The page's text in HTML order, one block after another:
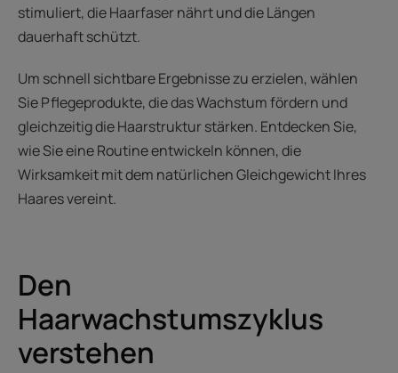
stimuliert, die Haarfaser nährt und die Längen
dauerhaft schützt.
Um schnell sichtbare Ergebnisse zu erzielen, wählen
Sie Pflegeprodukte, die das Wachstum fördern und
gleichzeitig die Haarstruktur stärken. Entdecken Sie,
wie Sie eine Routine entwickeln können, die
Wirksamkeit mit dem natürlichen Gleichgewicht Ihres
Haares vereint.
Den
Haarwachstumszyklus
verstehen